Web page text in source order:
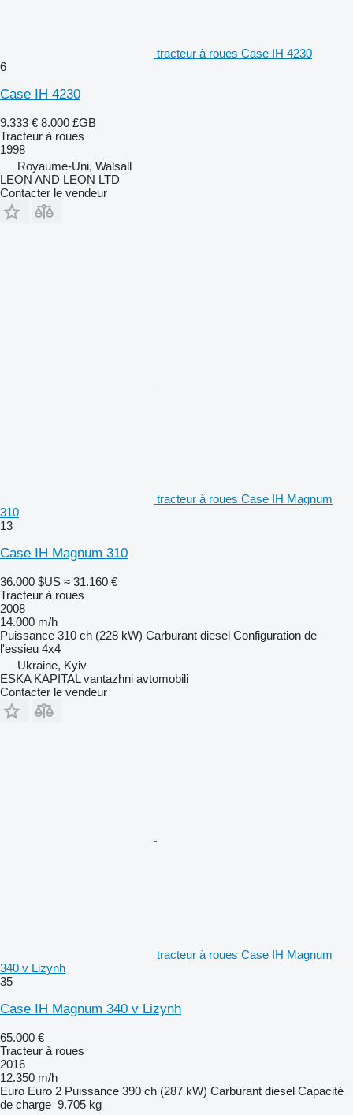
tracteur à roues Case IH 4230
6
Case IH 4230
9.333 € 8.000 £GB
Tracteur à roues
1998
Royaume-Uni, Walsall
LEON AND LEON LTD
Contacter le vendeur
tracteur à roues Case IH Magnum
310
13
Case IH Magnum 310
36.000 $US ≈ 31.160 €
Tracteur à roues
2008
14.000 m/h
Puissance 310 ch (228 kW) Carburant diesel Configuration de
l'essieu 4x4
Ukraine, Kyiv
ESKA KAPITAL vantazhni avtomobili
Contacter le vendeur
tracteur à roues Case IH Magnum
340 v Lizynh
35
Case IH Magnum 340 v Lizynh
65.000 €
Tracteur à roues
2016
12.350 m/h
Euro Euro 2 Puissance 390 ch (287 kW) Carburant diesel Capacité
de charge 9.705 kg